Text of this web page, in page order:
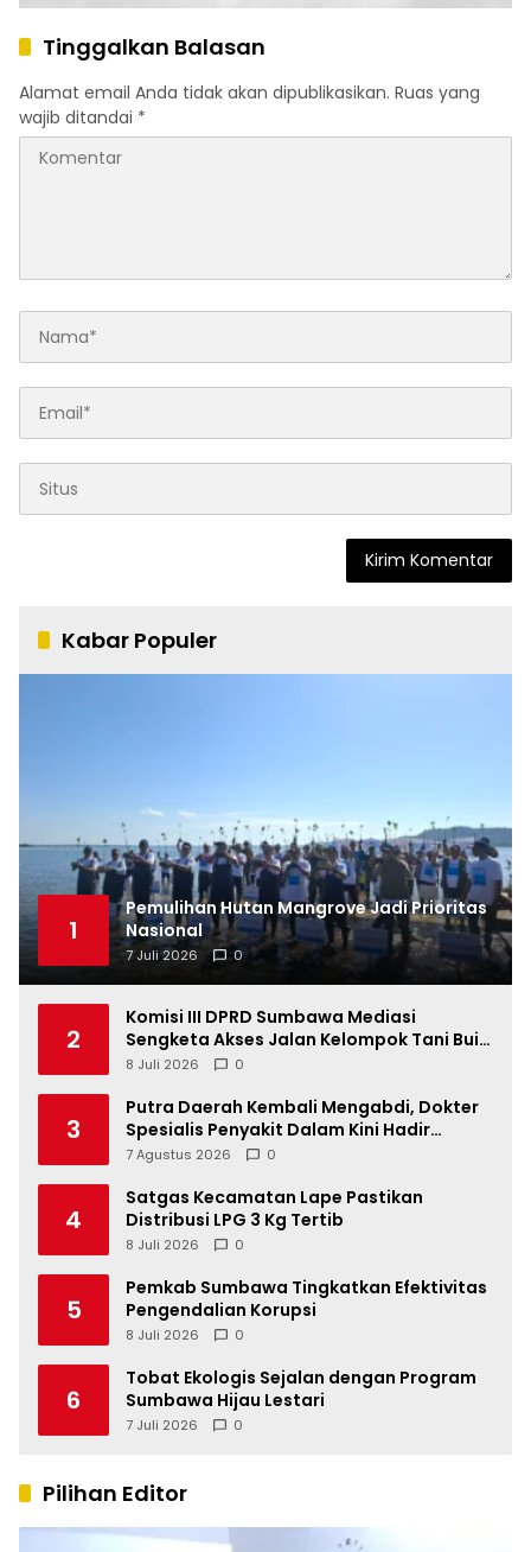
Tinggalkan Balasan
Alamat email Anda tidak akan dipublikasikan. Ruas yang
wajib ditandai *
Kabar Populer
1
Pemulihan Hutan Mangrove Jadi Prioritas
Nasional
7 Juli 2026 0
2
Komisi III DPRD Sumbawa Mediasi
Sengketa Akses Jalan Kelompok Tani Buin
Dua
8 Juli 2026 0
3
Putra Daerah Kembali Mengabdi, Dokter
Spesialis Penyakit Dalam Kini Hadir
Melayani Masyarakat Sumbawa
7 Agustus 2026 0
4
Satgas Kecamatan Lape Pastikan
Distribusi LPG 3 Kg Tertib
8 Juli 2026 0
5
Pemkab Sumbawa Tingkatkan Efektivitas
Pengendalian Korupsi
8 Juli 2026 0
6
Tobat Ekologis Sejalan dengan Program
Sumbawa Hijau Lestari
7 Juli 2026 0
Pilihan Editor